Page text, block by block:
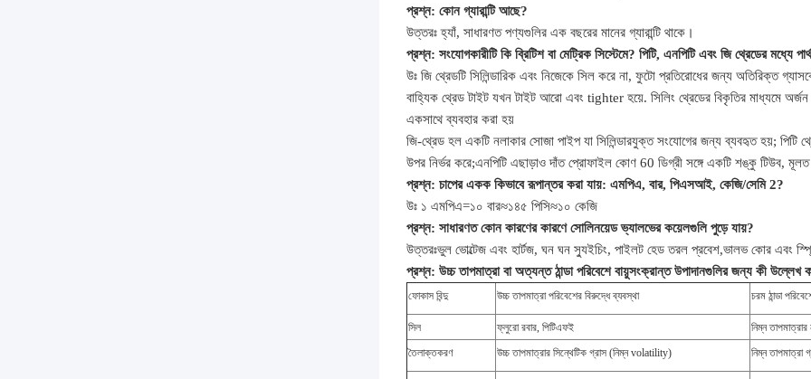
প্রশ্ন: কোন গ্যারান্টি আছে?
উত্তরঃ হ্যাঁ, সাধারণত পণ্যগুলির এক বছরের মানের গ্যারান্টি থাকে।
প্রশ্ন: সংযোগকারীটি কি ব্রিটিশ বা মেট্রিক সিস্টেমে? পিটি, এনপিটি এবং জি থ্রেডের মধ্যে
উঃ জি থ্রেডটি সিলিন্ডারিক এবং নিজেকে সিল করে না, ফুটো প্রতিরোধের জন্য অতিরিক্ত
বাহ্যিক থ্রেড টাইট যখন টাইট আরো এবং tighter হয়ে. সিলিং থ্রেডের বিকৃতির মাধ্যমে অর্জন
একসাথে ব্যবহার করা হয়
জি-থ্রেড হল একটি নলাকার সোজা পাইপ যা সিলিন্ডারযুক্ত সংযোগের জন্য ব্যবহৃত হয়; পিটি
উপর নির্ভর করে;এনপিটি এছাড়াও দাঁত প্রোফাইল কোণ 60 ডিগ্রী সঙ্গে একটি শঙ্কু টিউব,
প্রশ্ন: চাপের একক কিভাবে রূপান্তর করা যায়: এমপিএ, বার, পিএসআই, কেজি/সেমি 2?
উঃ ১ এমপিএ=১০ বার≈১৪৫ পিসি≈১০ কেজি
প্রশ্ন: সাধারণত কোন কারণের কারণে সোলিনয়েড ভ্যালভের কয়েলগুলি পুড়ে যায়?
উত্তরঃভুল ভোল্টেজ এবং হার্টজ, ঘন ঘন স্যুইচিং, পাইলট হেড তরল প্রবেশ,ভালভ কোর এবং
প্রশ্ন: উচ্চ তাপমাত্রা বা অত্যন্ত ঠান্ডা পরিবেশে বায়ুসংক্রান্ত উপাদানগুলির জন্য কী উল্লেখ
ফোকাস বিন্দু উচ্চ তাপমাত্রা পরিবেশের বিরুদ্ধে ব্যবস্থা চরম ঠান্ডা
সিল ফ্লুরো রবার, পিটিএফই
নিম্ন তাপমাত্রার
তৈলাক্তকরণ
উচ্চ তাপমাত্রার সিন্থেটিক গ্রাস (নিম্ন volatility) নিম্ন তাপমাত্রা